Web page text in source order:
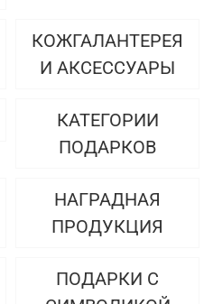
КОЖГАЛАНТЕРЕЯ
И АКСЕССУАРЫ
КАТЕГОРИИ
ПОДАРКОВ
НАГРАДНАЯ
ПРОДУКЦИЯ
ПОДАРКИ С